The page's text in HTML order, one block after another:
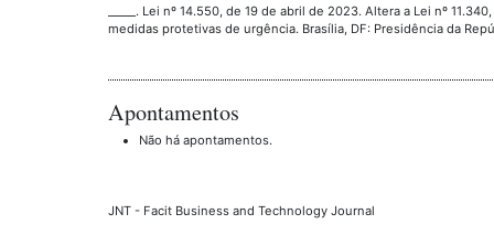
_____. Lei nº 14.550, de 19 de abril de 2023. Altera a Lei nº
medidas protetivas de urgência. Brasília, DF: Presidência da
Apontamentos
Não há apontamentos.
JNT - Facit Business and Technology Journal